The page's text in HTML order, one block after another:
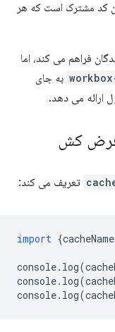
کد مشترک است که هر
فراهم می کند، اما
به جای
ارائه می دهد.
فرض کش
تعریف می کند:
import {
console. log(
console. log(
console. log(